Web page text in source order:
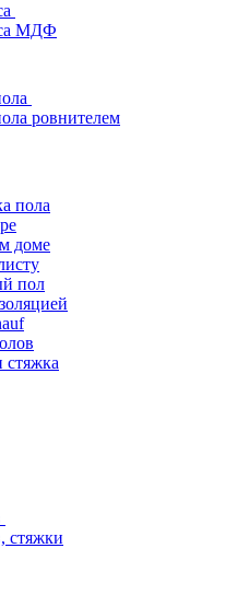
МДФ
ровнителем
пола
доме
пол
стяжка
стяжки